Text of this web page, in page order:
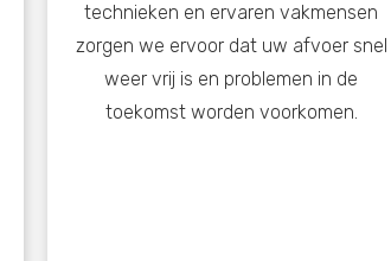
technieken en ervaren vakmensen
zorgen we ervoor dat uw afvoer snel
weer vrij is en problemen in de
toekomst worden voorkomen.